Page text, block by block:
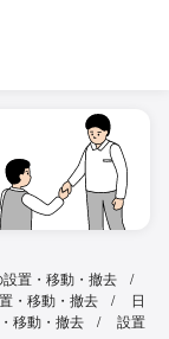
置・移動・撤去
・移動・撤去
日
移動・撤去
設置